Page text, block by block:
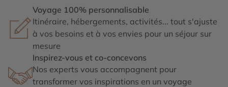
Voyage 100% personnalisable
Itinéraire, hébergements, activités... tout s'ajuste
à vos besoins et à vos envies pour un séjour sur
mesure
Inspirez-vous et co-concevons
Nos experts vous accompagnent pour
transformer vos inspirations en un voyage